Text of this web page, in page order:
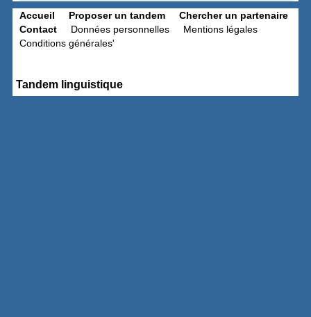
Accueil Proposer un tandem
Chercher un partenaire
Contact
Données personnelles
Mentions légales
Conditions générales'
Tandem linguistique